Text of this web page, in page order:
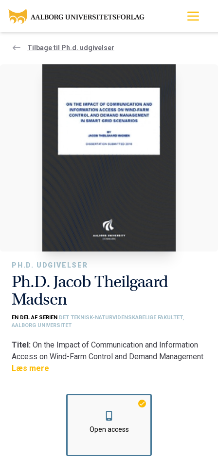
Tilbage til Ph.d. udgivelser
PH.D. UDGIVELSER
Ph.D. Jacob Theilgaard
Madsen
EN DEL AF SERIEN DET TEKNISK-NATURVIDENSKABELIGE FAKULTET,
AALBORG UNIVERSITET
Titel: On the Impact of Communication and Information
Access on Wind-Farm Control and Demand Management
in Smart Grid Scenarios
Institut for Elektroniske Systemer
Læs mere
Open access